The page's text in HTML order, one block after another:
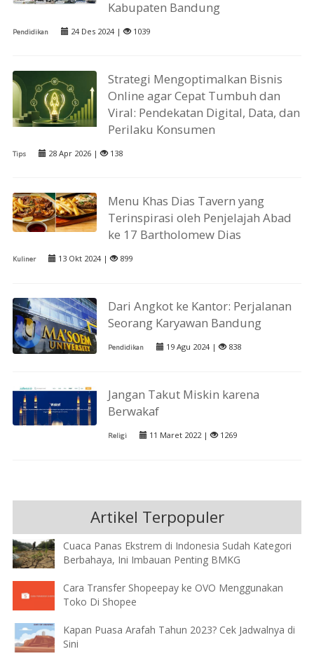
Kabupaten Bandung
Pendidikan 24 Des 2024 | 1039
Strategi Mengoptimalkan Bisnis
Online agar Cepat Tumbuh dan
Viral: Pendekatan Digital, Data, dan
Perilaku Konsumen
Tips 28 Apr 2026 | 138
Menu Khas Dias Tavern yang
Terinspirasi oleh Penjelajah Abad
ke 17 Bartholomew Dias
Kuliner 13 Okt 2024 | 899
Dari Angkot ke Kantor: Perjalanan
Seorang Karyawan Bandung
Pendidikan 19 Agu 2024 | 838
Jangan Takut Miskin karena
Berwakaf
Religi 11 Maret 2022 | 1269
Artikel Terpopuler
Cuaca Panas Ekstrem di Indonesia Sudah Kategori
Berbahaya, Ini Imbauan Penting BMKG
Cara Transfer Shopeepay ke OVO Menggunakan
Toko Di Shopee
Kapan Puasa Arafah Tahun 2023? Cek Jadwalnya di
Sini